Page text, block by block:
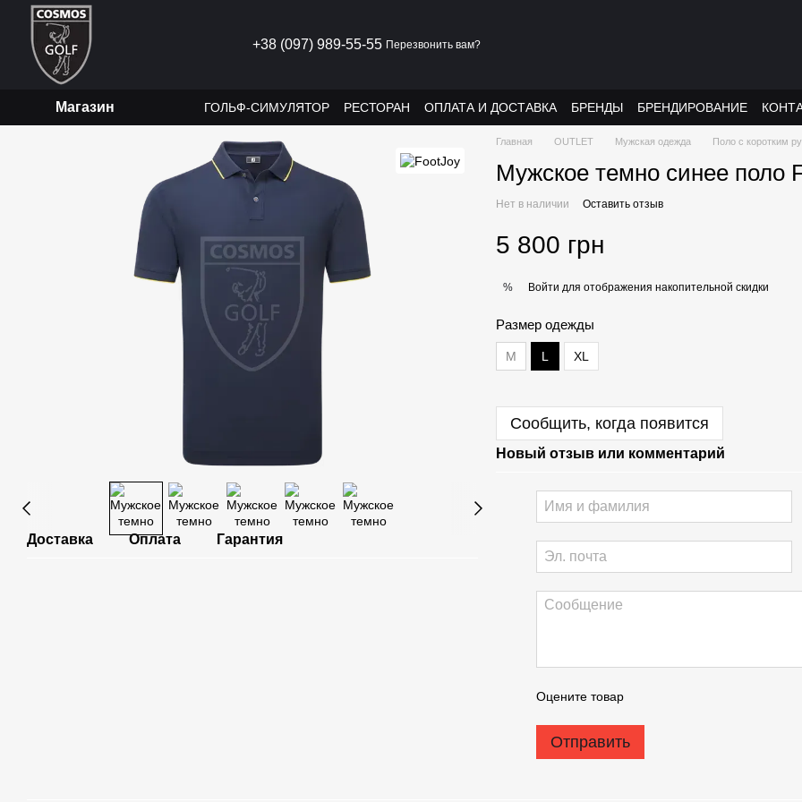
Перейти к основному контенту
+38 (097) 989-55-55 Перезвонить вам?
Магазин ГОЛЬФ-СИМУЛЯТОР РЕСТОРАН ОПЛАТА И ДОСТАВКА БРЕНДЫ БРЕНДИРОВАНИЕ
Доставка Оплата Гарантия
Главная OUTLET Мужская одежда Поло с коротким
Мужское темно синее поло
Нет в наличии Оставить отзыв
5 800 грн
% Войти для отображения накопительной скидки
Размер одежды
M L XL
Сообщить, когда появится
Новый отзыв или комментарий
Оцените товар
Отправить